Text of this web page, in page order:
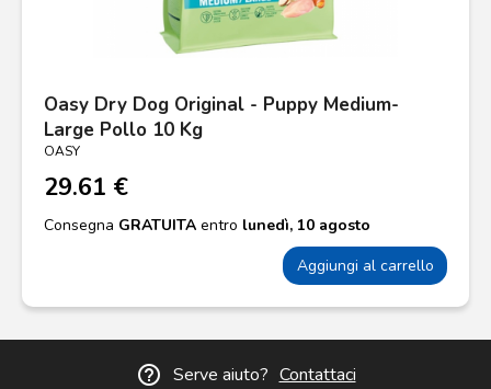
Oasy Dry Dog Original - Puppy Medium-
Large Pollo 10 Kg
OASY
29.61 €
Consegna GRATUITA entro lunedì, 10 agosto
Aggiungi al carrello
help_outline Serve aiuto? Contattaci